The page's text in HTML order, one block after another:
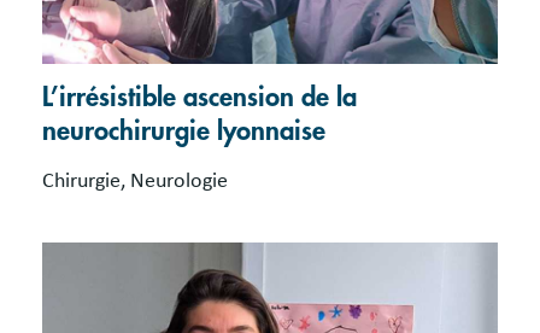
L’irrésistible ascension de la
neurochirurgie lyonnaise
Chirurgie, Neurologie